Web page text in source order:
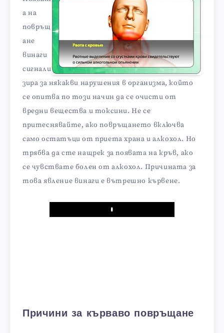
а на
повръщ
ане
винаги
сигнали
зира за някакви нарушения в организма, който
се опитва по този начин да се очисти от
вредни вещества и токсини. Не се
притеснявайте, ако повръщането включва
само остатъци от приета храна и алкохол. Но
трябва да сте нащрек за появата на кръв, ако
се чувствате болен от алкохол. Причината за
това явление винаги е вътрешно кървене.
Play
Причини за кърваво повръщане